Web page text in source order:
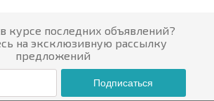
курсе последних объявлений?
на эксклюзивную рассылку
предложений
Подписаться